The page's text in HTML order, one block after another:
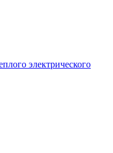
электрического